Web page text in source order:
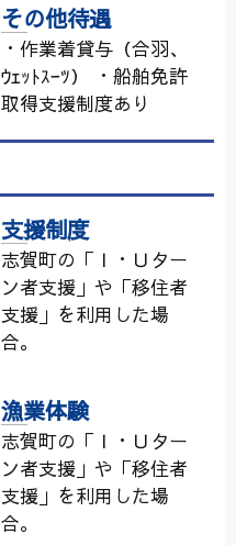
その他待遇
・作業着貸与（合羽、
ｳｪｯﾄｽｰﾂ） ・船舶免許
取得支援制度あり
支援制度
志賀町の「Ｉ・Ｕター
ン者支援」や「移住者
支援」を利用した場
合。
漁業体験
志賀町の「Ｉ・Ｕター
ン者支援」や「移住者
支援」を利用した場
合。